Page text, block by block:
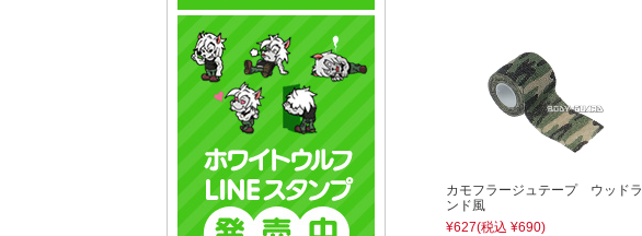
カモフラージュテープ ウッドラ
ンド風
¥627(税込 ¥690)